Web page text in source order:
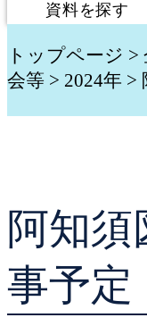
資料を探す
蔵書
貸出
予約
トップページ >
会等 > 2024年 >
阿知須
事予定